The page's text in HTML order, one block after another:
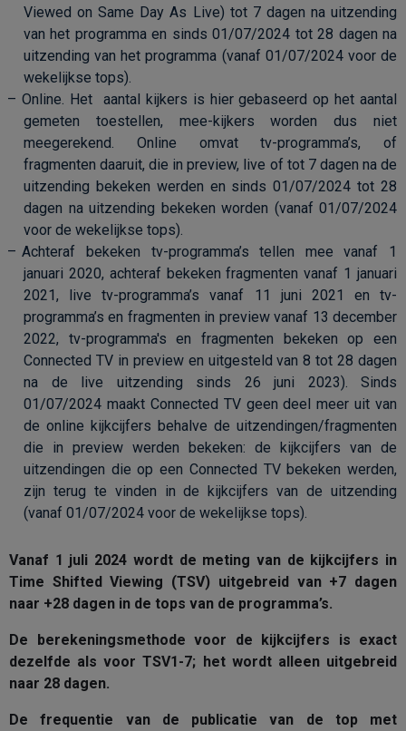
Viewed on Same Day As Live) tot 7 dagen na uitzending
van het programmaen sinds 01/07/2024 tot 28 dagen na
uitzending van het programma (vanaf 01/07/2024 voor de
wekelijkse tops).
Online. Het
aantal kijkers is hier gebaseerd op het aantal
gemeten toestellen, mee-kijkers worden dus niet
meegerekend. Online omvat tv-programma’s, of
fragmenten daaruit, die in preview, live of tot 7 dagen na de
uitzending bekeken werden en sinds 01/07/2024 tot 28
dagen na uitzending bekeken worden (vanaf 01/07/2024
voor de wekelijkse tops).
Achteraf bekeken tv-programma’s tellen mee vanaf 1
januari 2020, achteraf bekeken fragmenten vanaf 1 januari
2021, live tv-programma’s vanaf 11 juni 2021 en tv-
programma’s en fragmenten in preview vanaf 13 december
2022, tv-programma's en fragmenten bekeken op een
Connected TV in preview en uitgesteld van 8 tot 28 dagen
na de live uitzending sinds 26 juni 2023). Sinds
01/07/2024 maakt Connected TV geen deel meer uit van
de online kijkcijfers behalve de uitzendingen/fragmenten
die in preview werden bekeken: de kijkcijfers van de
uitzendingen die op een Connected TV bekeken werden,
zijn terug te vinden in de kijkcijfers van de uitzending
(vanaf 01/07/2024 voor de wekelijkse tops).
Vanaf 1 juli 2024 wordt de meting van de kijkcijfers in
Time Shifted Viewing (TSV) uitgebreid van +7 dagen
naar +28 dagen in de tops van de programma’s.
De berekeningsmethode voor de kijkcijfers is exact
dezelfde als voor TSV1-7; het wordt alleen uitgebreid
naar 28 dagen.
De frequentie van de publicatie van de top met